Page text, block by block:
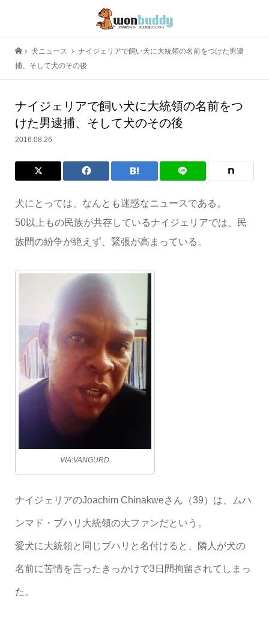
犬ニュース
ナイジェリアで飼い犬に大統領の名前をつけた男逮
捕、そして犬のその後
ナイジェリアで飼い犬に大統領の名前をつ
けた男逮捕、そして犬のその後
2016.08.26
犬にとっては、なんとも迷惑なニュースである。
50以上もの民族が共存しているナイジェリアでは、民
族間の紛争が絶えず、緊張が高まっている。
VIA:VANGURD
ナイジェリアのJoachim Chinakweさん（39）は、ムハ
ンマド・ブハリ大統領の大ファンだという。
愛犬に大統領と同じブハリと名付けると、隣人が犬の
名前に苦情を言ったきっかけで3日間拘留されてしまっ
た。